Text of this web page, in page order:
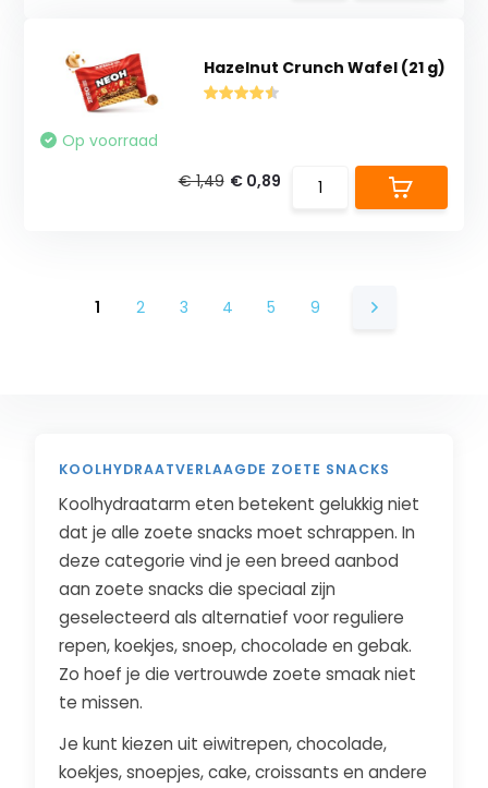
Hazelnut Crunch Wafel (21 g)
Op voorraad
€ 1,49 € 0,89
1 2 3 4 5 9
KOOLHYDRAATVERLAAGDE ZOETE SNACKS
Koolhydraatarm eten betekent gelukkig niet
dat je alle zoete snacks moet schrappen. In
deze categorie vind je een breed aanbod
aan zoete snacks die speciaal zijn
geselecteerd als alternatief voor reguliere
repen, koekjes, snoep, chocolade en gebak.
Zo hoef je die vertrouwde zoete smaak niet
te missen.
Je kunt kiezen uit eiwitrepen, chocolade,
koekjes, snoepjes, cake, croissants en andere